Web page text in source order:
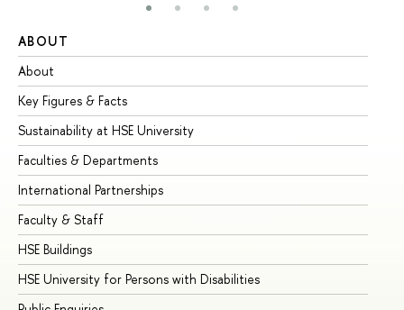
ABOUT
About
Key Figures & Facts
Sustainability at HSE University
Faculties & Departments
International Partnerships
Faculty & Staff
HSE Buildings
HSE University for Persons with Disabilities